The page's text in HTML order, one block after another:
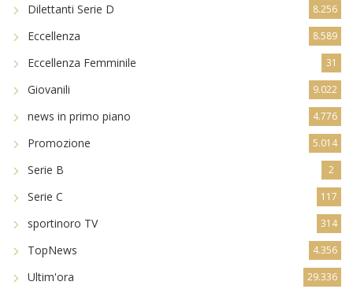
Dilettanti Serie D 8.256
Eccellenza 8.589
Eccellenza Femminile 31
Giovanili 9.022
news in primo piano 4.776
Promozione 5.014
Serie B 2
Serie C 117
sportinoro TV 314
TopNews 4.356
Ultim'ora 29.336